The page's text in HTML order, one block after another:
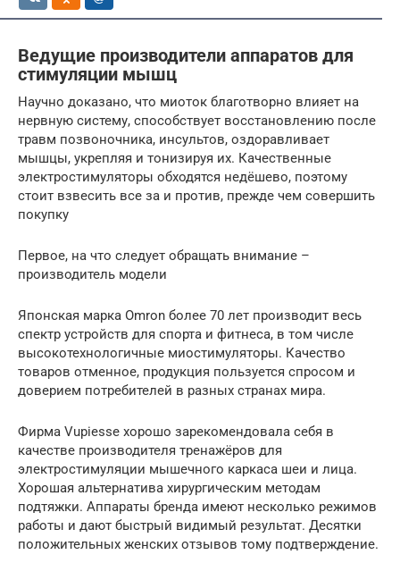
Ведущие производители аппаратов для
стимуляции мышц
Научно доказано, что миоток благотворно влияет на
нервную систему, способствует восстановлению после
травм позвоночника, инсультов, оздоравливает
мышцы, укрепляя и тонизируя их. Качественные
электростимуляторы обходятся недёшево, поэтому
стоит взвесить все за и против, прежде чем совершить
покупку
Первое, на что следует обращать внимание –
производитель модели
Японская марка Omron более 70 лет производит весь
спектр устройств для спорта и фитнеса, в том числе
высокотехнологичные миостимуляторы. Качество
товаров отменное, продукция пользуется спросом и
доверием потребителей в разных странах мира.
Фирма Vupiesse хорошо зарекомендовала себя в
качестве производителя тренажёров для
электростимуляции мышечного каркаса шеи и лица.
Хорошая альтернатива хирургическим методам
подтяжки. Аппараты бренда имеют несколько режимов
работы и дают быстрый видимый результат. Десятки
положительных женских отзывов тому подтверждение.